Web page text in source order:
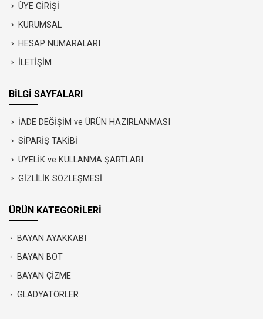
ÜYE GİRİŞİ
KURUMSAL
HESAP NUMARALARI
İLETİŞİM
BİLGİ SAYFALARI
İADE DEĞİŞİM ve ÜRÜN HAZIRLANMASI
SİPARİŞ TAKİBİ
ÜYELİK ve KULLANMA ŞARTLARI
GİZLİLİK SÖZLEŞMESİ
ÜRÜN KATEGORİLERİ
BAYAN AYAKKABI
BAYAN BOT
BAYAN ÇİZME
GLADYATÖRLER